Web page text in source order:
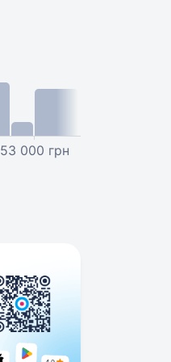
53 000 грн